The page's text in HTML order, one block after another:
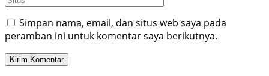
Simpan nama, email, dan situs web saya pada
peramban ini untuk komentar saya berikutnya.